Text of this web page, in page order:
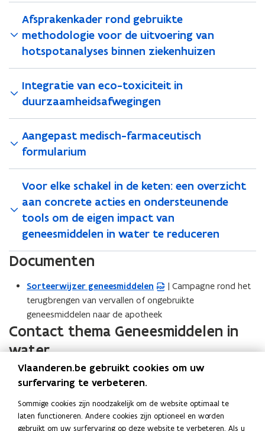
Afsprakenkader rond gebruikte
methodologie voor de uitvoering van
hotspotanalyses binnen ziekenhuizen
Integratie van eco-toxiciteit in
duurzaamheidsafwegingen
Aangepast medisch-farmaceutisch
formularium
Voor elke schakel in de keten: een overzicht
aan concrete acties en ondersteunende
tools om de eigen impact van
geneesmiddelen in water te reduceren
Documenten
Sorteerwijzer geneesmiddelen
(
P
D
F
b
s
t
a
n
d
| Campagne rond het
terugbrengen van vervallen of ongebruikte
geneesmiddelen naar de apotheek
Contact thema Geneesmiddelen in
water
Dirk Halet
dirk.halet@vito.be
Vlaanderen.be gebruikt cookies om uw
surfervaring te verbeteren.
Sommige cookies zijn noodzakelijk om de website optimaal te
laten functioneren. Andere cookies zijn optioneel en worden
gebruikt om uw surfervaring op deze website te verbeteren. Als u